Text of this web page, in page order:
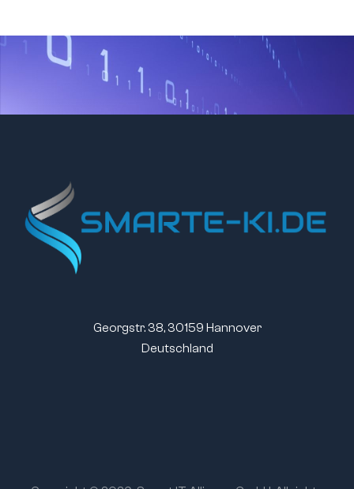
Georgstr. 38, 30159 Hannover
Deutschland